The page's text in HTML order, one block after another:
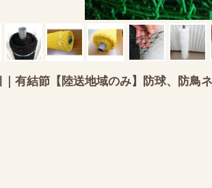
結節【陸送地域のみ】防球、防鳥